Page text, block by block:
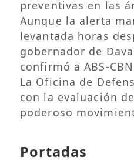
preventivas en las
Aunque la alerta
levantada horas
gobernador de
confirmó a ABS-
La Oficina de
con la evaluación
poderoso
Portadas